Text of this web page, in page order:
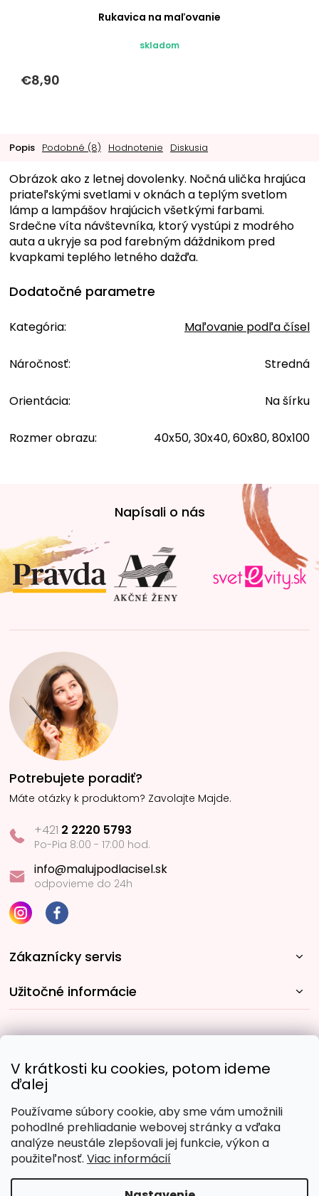
V krátkosti ku cookies, potom ideme
ďalej
Používame súbory cookie, aby sme vám umožnili
pohodlné prehliadanie webovej stránky a vďaka
analýze neustále zlepšovali jej funkcie, výkon a
použiteľnosť. Viac informácií
Rukavica na maľovanie
skladom
€8,90
Popis Podobné (8) Hodnotenie Diskusia
Obrázok ako z letnej dovolenky. Nočná ulička hrajúca
priateľskými svetlami v oknách a teplým svetlom
lámp a lampášov hrajúcich všetkými farbami.
Srdečne víta návštevníka, ktorý vystúpi z modrého
auta a ukryje sa pod farebným dáždnikom pred
kvapkami teplého letného dažďa.
Dodatočné parametre
Kategória: Maľovanie podľa čísel
Náročnosť: Stredná
Orientácia: Na šírku
Rozmer obrazu: 40x50, 30x40, 60x80, 80x100
t
i
e
Napísali o nás
Potrebujete poradiť?
Máte otázky k produktom? Zavolajte Majde.
+421 2 2220 5793
Po-Pia 8:00 - 17:00 hod.
info@malujpodlacisel.sk
odpovieme do 24h
Zákaznícky servis
Užitočné informácie
Obľúbené spôsoby platby: